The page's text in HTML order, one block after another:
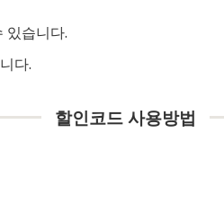
있습니다.
다.
할인코드 사용방법